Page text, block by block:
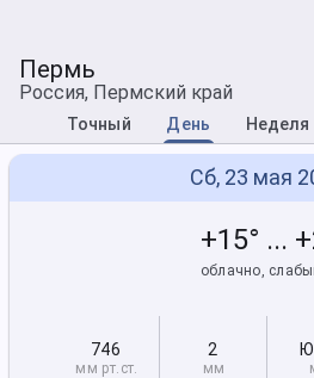
Пермь
Россия, Пермский край
Точный День Неделя
Сб, 23 мая
+15° ...
облачно,
746
мм рт.ст.
2
мм